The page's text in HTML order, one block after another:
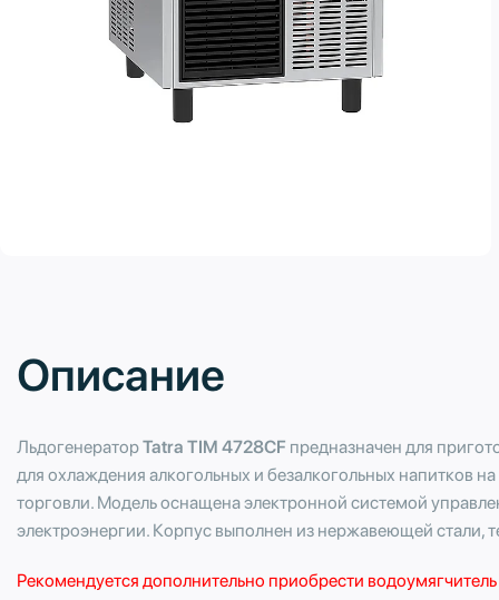
Описание
ЛьдогенераторTatra TIM 4728CF предназначен для
для охлаждения алкогольных и безалкогольных напитков
торговли. Модель оснащена электронной системой
электроэнергии. Корпус выполнен из нержавеющей стали,
Рекомендуется дополнительно приобрести водоумягчитель